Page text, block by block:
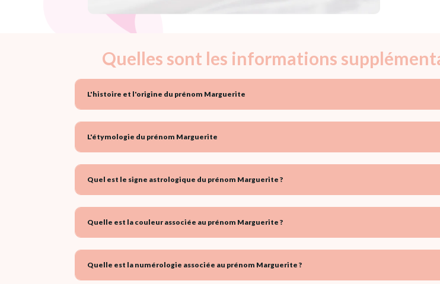
Quelles sont les informations
L'histoire et l'origine du prénom Marguerite
L'étymologie du prénom Marguerite
Quel est le signe astrologique du prénom Marguerite ?
Quelle est la couleur associée au prénom Marguerite ?
Quelle est la numérologie associée au prénom Marguerite ?